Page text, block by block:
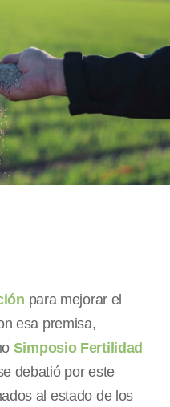
para mejorar el
esa premisa,
Simposio Fertilidad
debatió por este
al estado de los